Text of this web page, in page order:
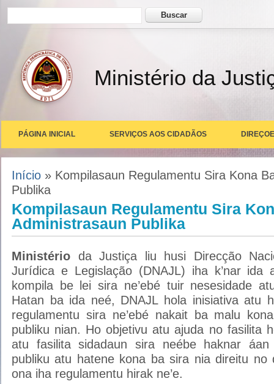
Formulário de busca Buscar
Ministério da
PÁGINA INICIAL SERVIÇOS AOS CIDADÃOS
Você está aqui
Início » Kompilasaun Regulamentu Sira Kona
Publika
Kompilasaun Regulamentu Sira
Administrasaun Publika
Ministério da Justiça liu husi Direcção
Jurídica e Legislação (DNAJL) iha k’nar ida
kompila be lei sira ne’ebé tuir nesesidade
Hatan ba ida neé, DNAJL hola inisiativa atu
regulamentu sira ne’ebé nakait ba malu
publiku nian. Ho objetivu atu ajuda no fasilita
atu fasilita sidadaun sira neébe haknar áan
publiku atu hatene kona ba sira nia direitu no
ona iha regulamentu hirak ne’e.